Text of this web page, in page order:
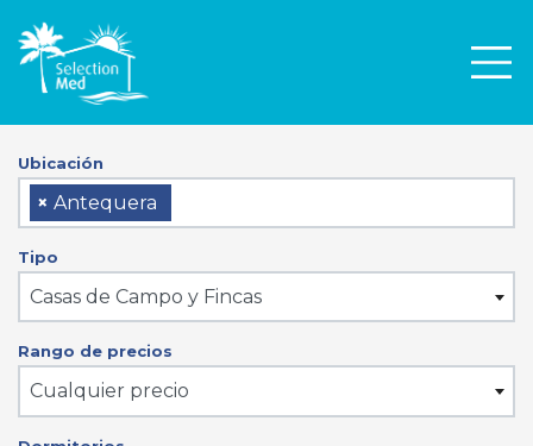
Ubicación
× Antequera
Tipo
Casas de Campo y Fincas
Rango de precios
Cualquier precio